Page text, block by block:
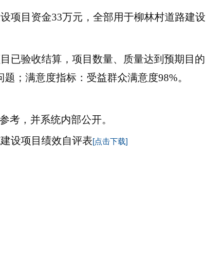
项目资金33万元，全部用于柳林村道路建设
已验收结算 ， 项目数量、质量达到预期目
；满意度指标：受益群众满意度98%。
考，并系统内部公开。
设项目绩效自评表[点击下载]